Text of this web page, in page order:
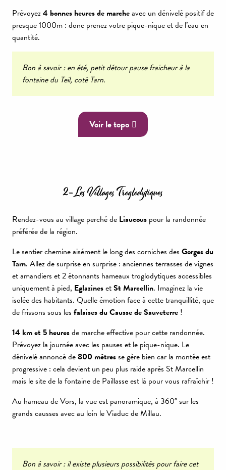
Prévoyez4 bonnes heures de marcheavec un dénivelé positif de
presque 1000m : donc prenez votre pique-nique et de l’eau en
quantité.
Bon à savoir : en été, petit détour pause fraicheur à la
fontaine du Teil, coté Tarn.
Voir le topo
2- Les Villages Troglodytiques
Rendez-vous au village perché de Liaucous pour la randonnée
préférée de la région.
Le sentier chemine aisément le long des corniches des Gorges du
Tarn. Allez de surprise en surprise : anciennes terrasses de vignes
et amandiers et 2 étonnants hameaux troglodytiques accessibles
uniquement à pied, EglazinesetSt Marcellin. Imaginez la vie
isolée des habitants. Quelle émotion face à cette tranquillité, que
de frissons sous les falaises du Causse de Sauveterre !
14 km et 5 heuresde marche effective pour cette randonnée.
Prévoyez la journée avec les pauses et le pique-nique. Le
dénivelé annoncé de800 mètresse gère bien car la montée est
progressive : cela devient un peu plus raide après St Marcellin
mais le site de la fontaine de Paillasse est là pour vous rafraîchir !
Au hameau de Vors, la vue est panoramique, à 360° sur les
grands causses avec au loin le Viaduc de Millau.
Bon à savoir : il existe plusieurs possibilités pour faire cet